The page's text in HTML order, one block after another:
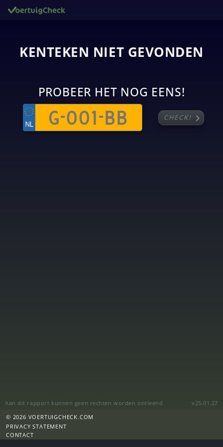
KENTEKEN NIET GEVONDEN
PROBEER HET NOG EENS!
CHECK! chevron_right
Aan dit rapport kunnen geen rechten worden ontleend
v25.01.27
© 2026 VOERTUIGCHECK.COM
PRIVACY STATEMENT
CONTACT